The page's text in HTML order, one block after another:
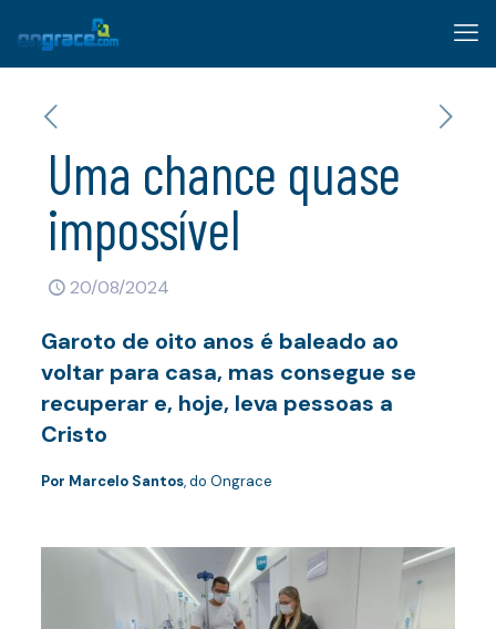
Uma chance quase
impossível
20/08/2024
Garoto de oito anos é baleado ao
voltar para casa, mas consegue se
recuperar e, hoje, leva pessoas a
Cristo
Por Marcelo Santos, do Ongrace